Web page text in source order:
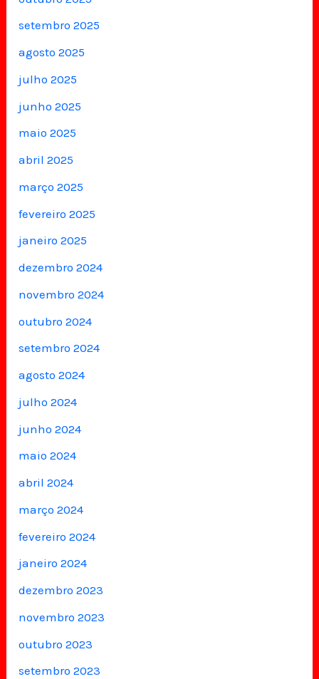
setembro 2025
agosto 2025
julho 2025
junho 2025
maio 2025
abril 2025
março 2025
fevereiro 2025
janeiro 2025
dezembro 2024
novembro 2024
outubro 2024
setembro 2024
agosto 2024
julho 2024
junho 2024
maio 2024
abril 2024
março 2024
fevereiro 2024
janeiro 2024
dezembro 2023
novembro 2023
outubro 2023
setembro 2023